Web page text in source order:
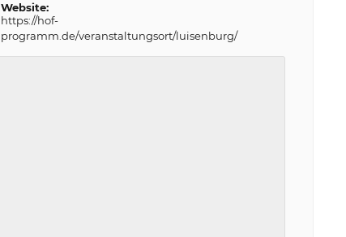
Website:
https://hof-
programm.de/veranstaltungsort/luisenburg/